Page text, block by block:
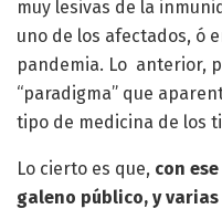
muy lesivas de la
uno de los afectados, ó
pandemia. Lo anterior,
“paradigma” que
tipo de medicina de los
Lo cierto es que, con
galeno público, y